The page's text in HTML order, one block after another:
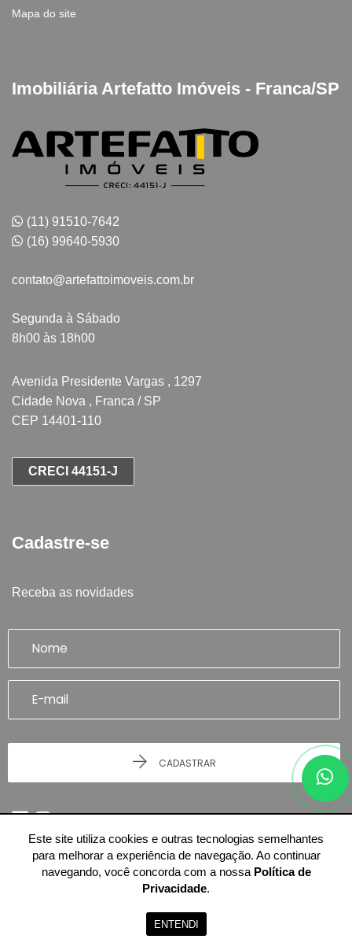
Mapa do site
Imobiliária Artefatto Imóveis - Franca/SP
(11) 91510-7642
(16) 99640-5930
contato@artefattoimoveis.com.br
Segunda à Sábado
8h00 às 18h00
Avenida Presidente Vargas , 1297
Cidade Nova , Franca / SP
CEP 14401-110
CRECI 44151-J
Cadastre-se
Receba as novidades
CADASTRAR
Todos os Direitos Reservados.
Este site utiliza cookies e outras tecnologias semelhantes
para melhorar a experiência de navegação. Ao continuar
navegando, você concorda com a nossa Política de
Privacidade.
ENTENDI